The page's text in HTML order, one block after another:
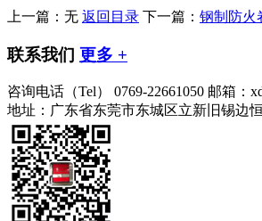
上一篇： 无 返回目录 下一篇： 钢制防火
联系我们 更多 +
咨询电话（Tel） 0769-22661050 邮箱：
地址：广东省东莞市东城区立新旧锡边